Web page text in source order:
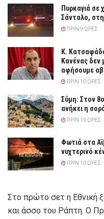
Πυρκαγιά σε
Σάνταλο,
ΠΡΙΝ 9 ΏΡΕΣ
Κ.
Κανένας δεν
αφήσουμε
ΠΡΙΝ 10 ΏΡΕΣ
Σύμη: Στον
ανήκει η
ΠΡΙΝ 10 ΏΡΕΣ
Φωτιά στα
νυχτερινό
ΠΡΙΝ 10 ΏΡΕΣ
Στο πρώτο σετ η Εθνική
και άσσο του Ράπτη. Ο